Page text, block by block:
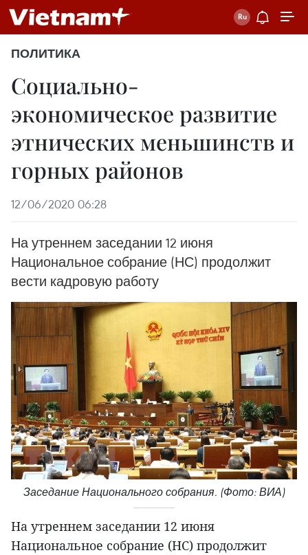
ПОЛИТИКА
Социально-
экономическое развитие
этнических меньшинств и
горных районов
12/06/2020 06:28
На утреннем заседании 12 июня
Национальное собрание (НС) продолжит
вести кадровую работу
Заседание Национального собрания. (Фото: ВИА)
На утреннем заседании 12 июня
Национальное собрание (НС) продолжит